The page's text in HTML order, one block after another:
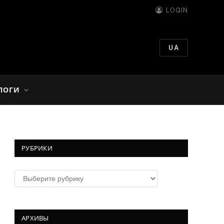
LOGIN
UA
РУБРИКИ
Рубрики
АРХИВЫ